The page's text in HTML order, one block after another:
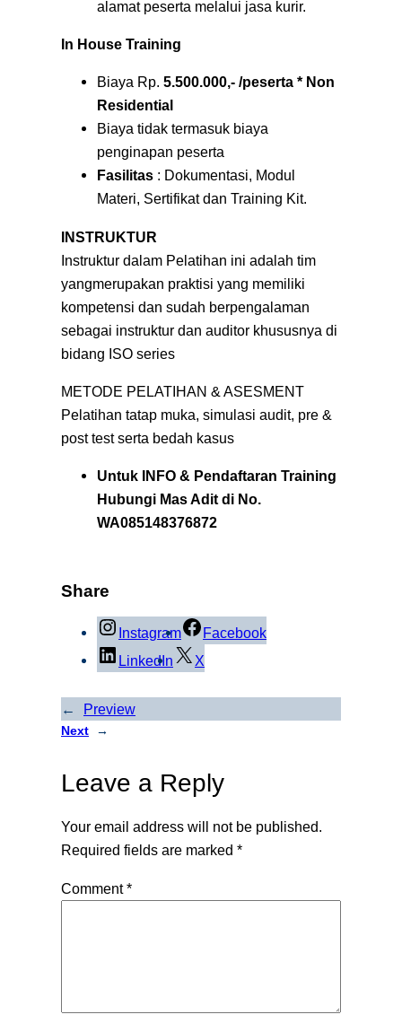
alamat peserta melalui jasa kurir.
In House Training
Biaya Rp. 5.500.000,- /peserta * Non
Residential
Biaya tidak termasuk biaya
penginapan peserta
Fasilitas : Dokumentasi, Modul
Materi, Sertifikat dan Training Kit.
INSTRUKTUR
Instruktur dalam Pelatihan ini adalah tim
yangmerupakan praktisi yang memiliki
kompetensi dan sudah berpengalaman
sebagai instruktur dan auditor khususnya di
bidang ISO series
METODE PELATIHAN & ASESMENT
Pelatihan tatap muka, simulasi audit, pre &
post test serta bedah kasus
Untuk INFO & Pendaftaran Training
Hubungi Mas Adit di No.
WA085148376872
Share
Instagram
Facebook
LinkedIn
X
← Preview
Next →
Leave a Reply
Your email address will not be published.
Required fields are marked *
Comment*